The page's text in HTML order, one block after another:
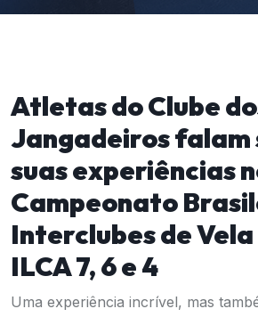
Atletas do Clube
Jangadeiros falam
suas experiências
Campeonato
Interclubes de Vela
ILCA 7, 6 e 4
Uma experiência incrível, mas